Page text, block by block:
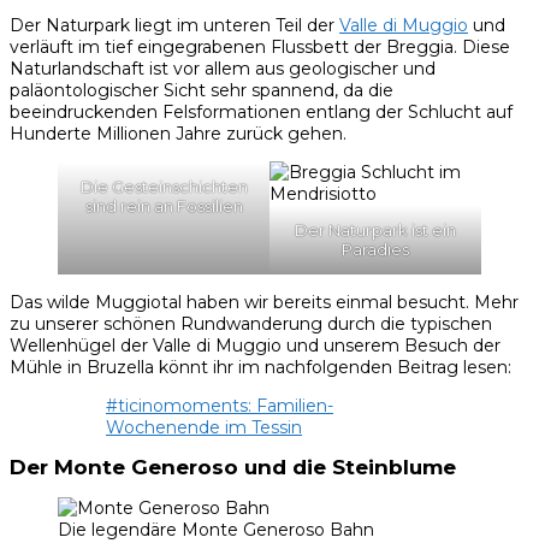
Der Naturpark liegt im unteren Teil der Valle di Muggio und
verläuft im tief eingegrabenen Flussbett der Breggia. Diese
Naturlandschaft ist vor allem aus geologischer und
paläontologischer Sicht sehr spannend, da die
beeindruckenden Felsformationen entlang der Schlucht auf
Hunderte Millionen Jahre zurück gehen.
Die Gesteinschichten
sind rein an Fossilien
Der Naturpark ist ein
Paradies
Das wilde Muggiotal haben wir bereits einmal besucht. Mehr
zu unserer schönen Rundwanderung durch die typischen
Wellenhügel der Valle di Muggio und unserem Besuch der
Mühle in Bruzella könnt ihr im nachfolgenden Beitrag lesen:
#ticinomoments: Familien-
Wochenende im Tessin
Der Monte Generoso und die Steinblume
Die legendäre Monte Generoso Bahn